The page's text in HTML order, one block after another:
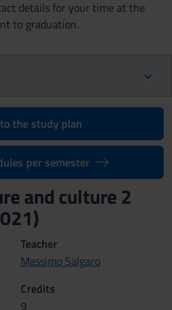
details for your time at the
to graduation.
the study plan
per semester
and culture 2
Teacher
Massimo Salgaro
Credits
9